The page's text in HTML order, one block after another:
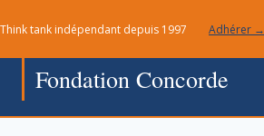
au
contenu
Think tank indépendant depuis 1997 Adhérer →
Fondation Concorde